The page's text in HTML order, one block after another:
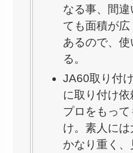
なる事、間
ても面積が
あるので、
る。
JA60取り付
に取り付け依
プロをもっ
け。素人に
かなり重く、